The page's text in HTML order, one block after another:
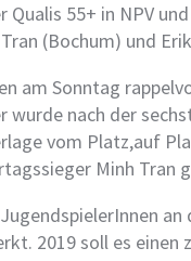
55+ in NPV
(Bochum) und
am Sonntag
nach der
vom Platz,auf
Minh Tran
2019 soll es